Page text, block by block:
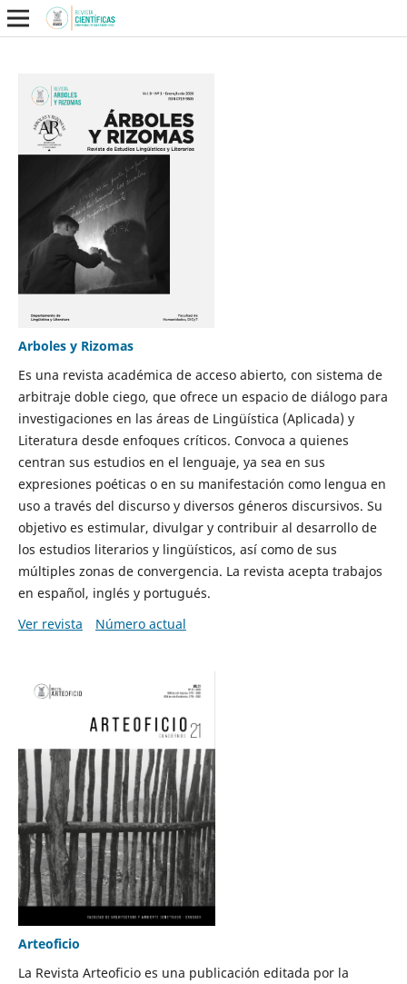
Arboles y Rizomas
Es una revista académica de acceso abierto, con sistema de
arbitraje doble ciego, que ofrece un espacio de diálogo para
investigaciones en las áreas de Lingüística (Aplicada) y
Literatura desde enfoques críticos. Convoca a quienes
centran sus estudios en el lenguaje, ya sea en sus
expresiones poéticas o en su manifestación como lengua en
uso a través del discurso y diversos géneros discursivos. Su
objetivo es estimular, divulgar y contribuir al desarrollo de
los estudios literarios y lingüísticos, así como de sus
múltiples zonas de convergencia. La revista acepta trabajos
en español, inglés y portugués.
Ver revista
Número actual
Arteoficio
La Revista Arteoficio es una publicación editada por la